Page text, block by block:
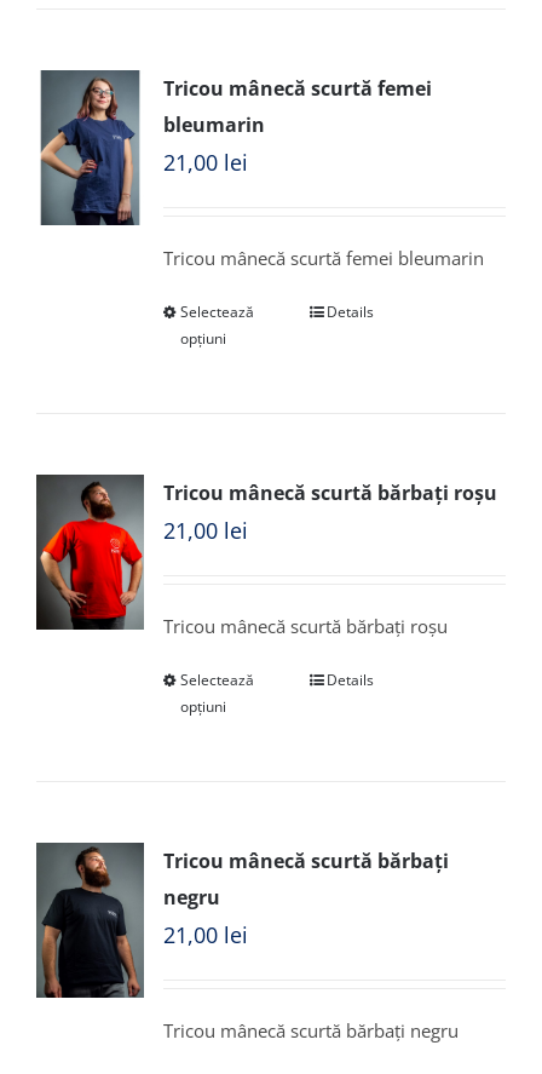
Tricou mânecă scurtă femei
bleumarin
21,00 lei
Tricou mânecă scurtă femei bleumarin
Selectează
opțiuni
Details
Tricou mânecă scurtă bărbați roșu
21,00 lei
Tricou mânecă scurtă bărbați roșu
Selectează
opțiuni
Details
Tricou mânecă scurtă bărbați
negru
21,00 lei
Tricou mânecă scurtă bărbați negru